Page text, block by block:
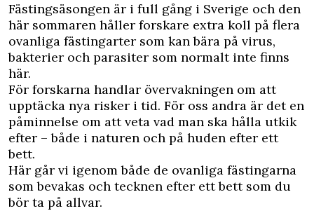
Fästingsäsongen är i full gång i Sverige och den
här sommaren håller forskare extra koll på flera
ovanliga fästingarter som kan bära på virus,
bakterier och parasiter som normalt inte finns
här.
För forskarna handlar övervakningen om att
upptäcka nya risker i tid. För oss andra är det en
påminnelse om att veta vad man ska hålla utkik
efter – både i naturen och på huden efter ett
bett.
Här går vi igenom både de ovanliga fästingarna
som bevakas och tecknen efter ett bett som du
bör ta på allvar.